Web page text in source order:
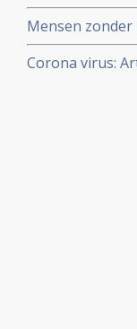
Mensen zonder
besmet blijken
dan mensen
Corona virus: